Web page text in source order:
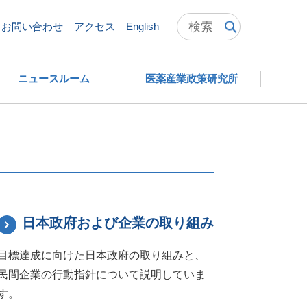
お問い合わせ アクセス English
ニュースルーム 医薬産業政策研究所
日本政府および企業の取り組み
標達成に向けた日本政府の取り組みと、
間企業の行動指針について説明していま
。